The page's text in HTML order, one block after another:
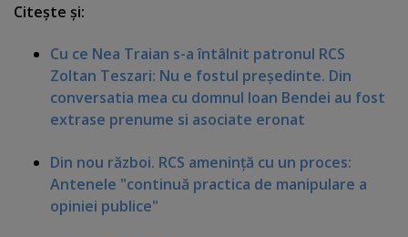
Citeşte şi:
Cu ce Nea Traian s-a întâlnit patronul RCS
Zoltan Teszari: Nu e fostul preşedinte. Din
conversatia mea cu domnul Ioan Bendei au fost
extrase prenume si asociate eronat
Din nou război. RCS ameninţă cu un proces:
Antenele "continuă practica de manipulare a
opiniei publice"